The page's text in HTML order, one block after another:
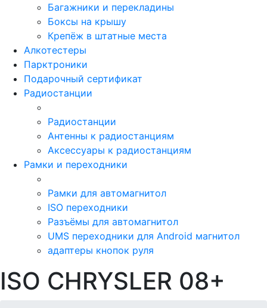
Багажники и перекладины
Боксы на крышу
Крепёж в штатные места
Алкотестеры
Парктроники
Подарочный сертификат
Радиостанции
Радиостанции
Антенны к радиостанциям
Аксессуары к радиостанциям
Рамки и переходники
Рамки для автомагнитол
ISO переходники
Разъёмы для автомагнитол
UMS переходники для Android магнитол
адаптеры кнопок руля
ISO CHRYSLER 08+